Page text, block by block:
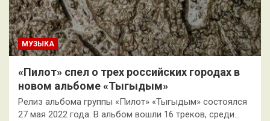
МУЗЫКА
«Пилот» спел о трех российских городах в
новом альбоме «Тыгыдым»
Релиз альбома группы «Пилот» «Тыгыдым» состоялся
27 мая 2022 года. В альбом вошли 16 треков, среди…